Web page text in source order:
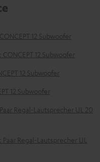
12 Subwoofer
12 Subwoofer
12 Subwoofer
12 Subwoofer
Regal-Lautsprecher UL 20
Regal-Lautsprecher UL